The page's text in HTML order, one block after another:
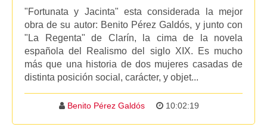
"Fortunata y Jacinta" esta considerada la mejor
obra de su autor: Benito Pérez Galdós, y junto con
"La Regenta" de Clarín, la cima de la novela
española del Realismo del siglo XIX. Es mucho
más que una historia de dos mujeres casadas de
distinta posición social, carácter, y objet...
Benito Pérez Galdós 10:02:19